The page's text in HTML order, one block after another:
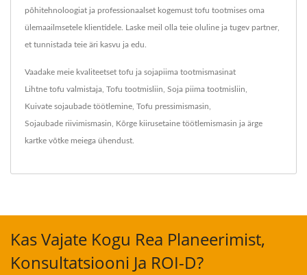
põhitehnoloogiat ja professionaalset kogemust tofu tootmises oma
ülemaailmsetele klientidele. Laske meil olla teie oluline ja tugev partner,
et tunnistada teie äri kasvu ja edu.
Vaadake meie kvaliteetset tofu ja sojapiima tootmismasinat
Lihtne tofu valmistaja Tofu tootmisliin Soja piima tootmisliin
Kuivate sojaubade töötlemine Tofu pressimismasin
Sojaubade riivimismasin Kõrge kiirusetaine töötlemismasin ja ärge
kartke võtke meiega ühendust
Kas Vajate Kogu Rea Planeerimist,
Konsultatsiooni Ja ROI-D?